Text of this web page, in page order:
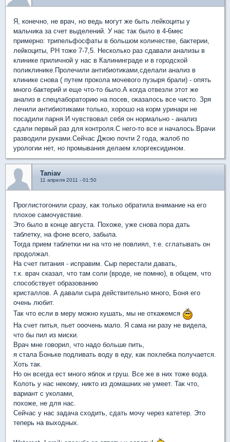
Я, конечно, не врач, но ведь могут же быть лейкоциты у
мальчика за счет выделений. У нас так было в 4-6мес
примерно: трипельфосфаты в большом количестве, бактерии,
лейкоциты, РН тоже 7-7,5. Несколько раз сдавали анализы в
клинике приличной у нас в Калининграде и в городской
поликлинике.Пролечили антибиотиками,сделали анализ в
клинике снова ( путем прокола мочевого пузыря брали) - опять
много бактерий и еще что-то было.А когда отвезли этот же
анализ в спецлабораторию на посев, оказалось все чисто. Зря
лечили антибиотиками только, хорошо на корм уринари не
посадили парня.И чувствовал себя он нормально - анализ
сдали первый раз для контроля.С него-то все и началось.Врачи
разводили руками.Сейчас Джою почти 2 года, жалоб по
урологии нет, но промывания делаем хлоргексидином.
Taniav
11 апреля 2011 - 01:50
Проглистогонили сразу, как только обратила внимание на его
плохое самочувствие.
Это было в конце августа. Похоже, уже снова пора дать
таблетку, на фоне всего, забыла.
Тогда прием таблетки ни на что не повлиял, т.е. сглатывать он
продолжал.
На счет питания - исправим. Сыр перестали давать,
т.к. врач сказал, что там соли (вроде, не помню), в общем, что
способствует образованию
кристаллов. А давали сыра действительно много, Боня его
очень любит.
Так что если в меру можно кушать, мы не откажемся
На счет питья, пьет ооочень мало. Я сама ни разу не видела,
что бы пил из миски.
Врач мне говорил, что надо больше пить,
я стала Боньке подливать воду в еду, как похлебка получается.
Хоть так.
Но он всегда ест много яблок и груш. Все же в них тоже вода.
Колоть у нас некому, никто из домашних не умеет. Так что,
вариант с уколами,
похоже, не для нас.
Сейчас у нас задача сходить, сдать мочу через катетер. Это
теперь на выходных.